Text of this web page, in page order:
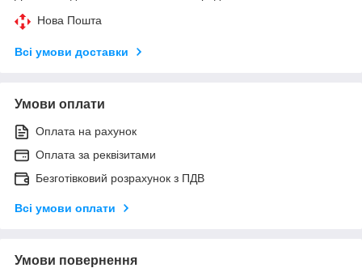
Нова Пошта
Всі умови доставки
Умови оплати
Оплата на рахунок
Оплата за реквізитами
Безготівковий розрахунок з ПДВ
Всі умови оплати
Умови повернення